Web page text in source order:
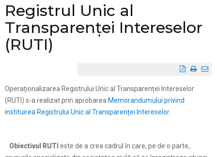
Registrul Unic al
Transparenței Intereselor
(RUTI)
Operaționalizarea Registrului Unic al Transparenței Intereselor
(RUTI) s-a realizat prin aprobarea Memorandumului privind
instituirea Registrului Unic al Transparenței Intereselor.
Obiectivul RUTI este de a crea cadrul în care, pe de o parte,